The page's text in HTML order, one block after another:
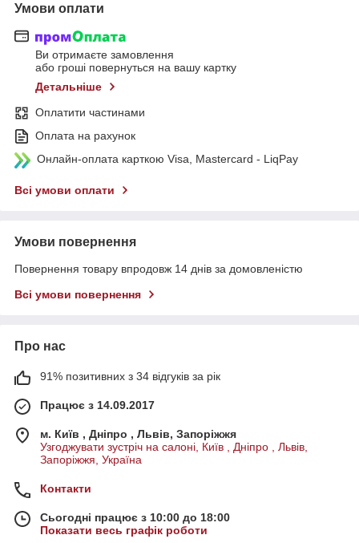
Умови оплати
Ви отримаєте замовлення
або гроші повернуться на вашу картку
Детальніше
Оплатити частинами
Оплата на рахунок
Онлайн-оплата карткою Visa, Mastercard - LiqPay
Всі умови оплати
Умови повернення
Повернення товару впродовж 14 днів за домовленістю
Всі умови повернення
Про нас
91% позитивних з 34 відгуків за рік
Працює з 14.09.2017
м. Київ , Дніпро , Львів, Запоріжжя
Узгоджувати зустріч на салоні, Київ , Дніпро , Львів,
Запоріжжя, Україна
Контакти
Сьогодні працює з 10:00 до 18:00
Показати весь графік роботи